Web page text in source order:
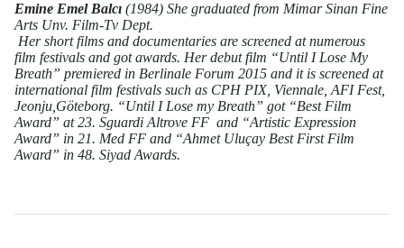
Emine Emel Balcı (1984) She graduated from Mimar Sinan Fine
Arts Unv. Film-Tv Dept.
Her short films and documentaries are screened at numerous
film festivals and got awards. Her debut film “Until I Lose My
Breath” premiered in Berlinale Forum 2015 and it is screened at
international film festivals such as CPH PIX, Viennale, AFI Fest,
Jeonju,Göteborg. “Until I Lose my Breath” got “Best Film
Award” at 23. Sguardi Altrove FF and “Artistic Expression
Award” in 21. Med FF and “Ahmet Uluçay Best First Film
Award” in 48. Siyad Awards.